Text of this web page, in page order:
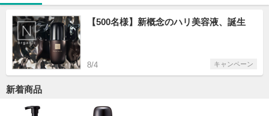
【500名様】新概念のハリ美容液、誕生
8/4 キャンペーン
新着商品